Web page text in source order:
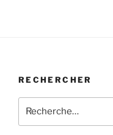
RECHERCHER
pour